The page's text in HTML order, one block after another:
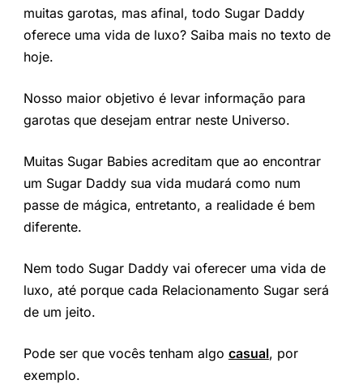
muitas garotas, mas afinal, todo Sugar Daddy
oferece uma vida de luxo? Saiba mais no texto de
hoje.
Nosso maior objetivo é levar informação para
garotas que desejam entrar neste Universo.
Muitas Sugar Babies acreditam que ao encontrar
um Sugar Daddy sua vida mudará como num
passe de mágica, entretanto, a realidade é bem
diferente.
Nem todo Sugar Daddy vai oferecer uma vida de
luxo, até porque cada Relacionamento Sugar será
de um jeito.
Pode ser que vocês tenham algo casual, por
exemplo.